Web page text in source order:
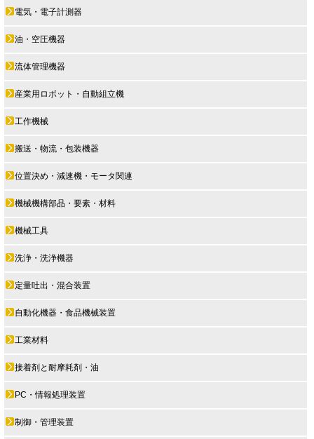
電気・電子計測器
油・空圧機器
流体管理機器
産業用ロボット・自動組立機
工作機械
搬送・物流・包装機器
位置決め・減速機・モータ関連
機械機構部品・要素・材料
機械工具
洗浄・洗浄機器
定量吐出・混合装置
自動化機器・食品機械装置
工業材料
接着剤と耐摩耗剤・油
PC・情報処理装置
制御・管理装置